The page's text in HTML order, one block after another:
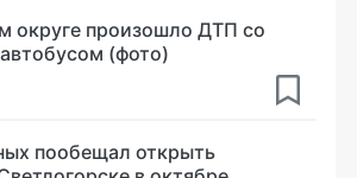
округе произошло ДТП со
(фото)
пообещал открыть